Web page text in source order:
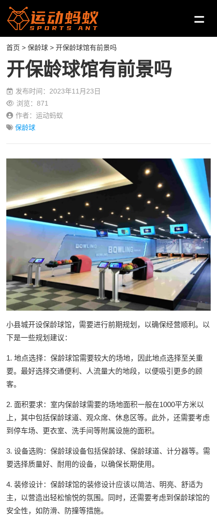
首页 >保龄球 > 开保龄球馆有前景吗
开保龄球馆有前景吗
发布时间：2023年11月23日
浏览：871
作者：运动蚂蚁
保龄球
小县城开设保龄球馆，需要进行前期规划，以确保经营顺利。以
下是一些规划建议：
1. 地点选择：保龄球馆需要较大的场地，因此地点选择至关重
要。最好选择交通便利、人流量大的地段，以便吸引更多的顾
客。
2. 面积要求：室内保龄球需要的场地面积一般在1000平方米以
上，其中包括保龄球道、观众席、休息区等。此外，还需要考虑
到停车场、更衣室、洗手间等附属设施的面积。
3. 设备选购：保龄球设备包括保龄球、保龄球道、计分器等。需
要选择质量好、耐用的设备，以确保长期使用。
4. 装修设计：保龄球馆的装修设计应该以简洁、明亮、舒适为
主，以营造出轻松愉悦的氛围。同时，还需要考虑到保龄球馆的
安全性，如防滑、防撞等措施。